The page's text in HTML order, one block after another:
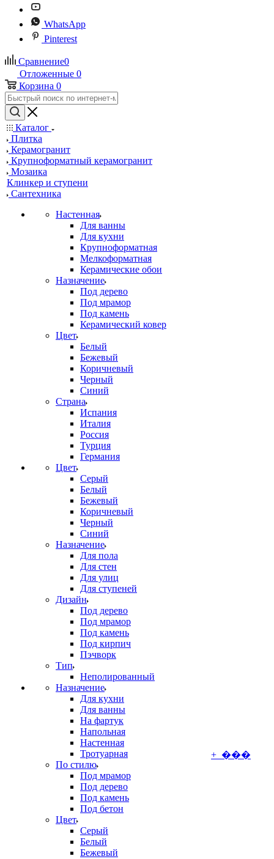
WhatsApp
Pinterest
Сравнение0
Отложенные 0
Корзина 0
Каталог
Плитка
Керамогранит
Крупноформатный керамогранит
Мозаика
Клинкер и ступени
Сантехника
Настенная
Для ванны
Для кухни
Крупноформатная
Мелкоформатная
Керамические обои
Назначение
Под дерево
Под мрамор
Под камень
Керамический ковер
Цвет
Белый
Бежевый
Коричневый
Черный
Синий
Страна
Испания
Италия
Россия
Турция
Германия
Цвет
Серый
Белый
Бежевый
Коричневый
Черный
Синий
Назначение
Для пола
Для стен
Для улиц
Для ступеней
Дизайн
Под дерево
Под мрамор
Под камень
Под кирпич
Пэчворк
Тип
Неполированный
Назначение
Для кухни
Для ванны
На фартук
Напольная
Настенная
Тротуарная
По стилю
Под мрамор
Под дерево
Под камень
Под бетон
Цвет
Серый
Белый
Бежевый
+ ���